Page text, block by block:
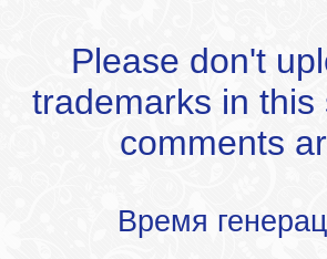
Please don't
trademarks in
comments
Время